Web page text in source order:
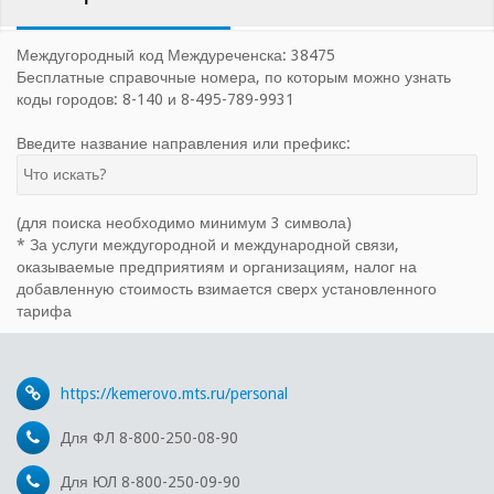
Междугородный код Междуреченска: 38475
Бесплатные справочные номера, по которым можно узнать
коды городов: 8-140 и 8-495-789-9931
Введите название направления или префикс:
(для поиска необходимо минимум 3 символа)
* За услуги междугородной и международной связи,
оказываемые предприятиям и организациям, налог на
добавленную стоимость взимается сверх установленного
тарифа
https://kemerovo.mts.ru/personal
Для ФЛ 8-800-250-08-90
Для ЮЛ 8-800-250-09-90